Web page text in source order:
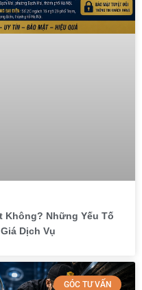
Không? Những Yếu Tố
Dịch Vụ
GÓC TƯ VẤN